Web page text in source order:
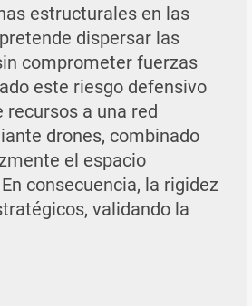
estructurales en las
dispersar las
comprometer fuerzas
este riesgo defensivo
a una red
drones, combinado
el espacio
consecuencia, la rigidez
validando la